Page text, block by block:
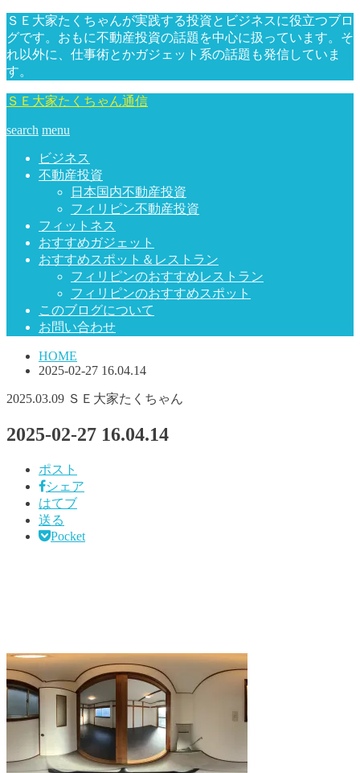
ＳＥ大家たくちゃんが実践する投資とビジネスに役立つブロ
グです。おもに不動産投資の話題を中心に扱っています。そ
れ以外に、仕事術とかガジェット系の話題も発信していま
す。
ＳＥ大家たくちゃん通信
search menu
ビジネス
不動産投資
日本国内不動産投資
フィリピン不動産投資
フィットネス
おすすめガジェット
おすすめスポット＆レストラン
フィリピンのおすすめレストラン
フィリピンのおすすめスポット
このブログについて
お問い合わせ
HOME
2025-02-27 16.04.14
2025.03.09 ＳＥ大家たくちゃん
2025-02-27 16.04.14
ポスト
シェア
はてブ
送る
Pocket